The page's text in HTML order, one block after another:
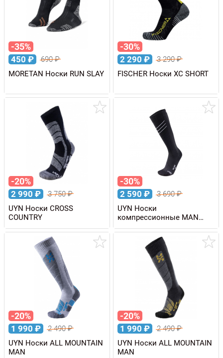
-35%
450 ₽ 690₽
MORETAN Носки RUN SLAY
-30%
2 290 ₽ 3 290₽
FISCHER Носки XC SHORT
-20%
2 990 ₽ 3 750₽
UYN Носки CROSS
COUNTRY
-30%
2 590 ₽ 3 690₽
UYN Носки
компрессионные MAN
RACE SHAPE
-20%
1 990 ₽ 2 490₽
UYN Носки ALL MOUNTAIN
MAN
-20%
1 990 ₽ 2 490₽
UYN Носки ALL MOUNTAIN
MAN